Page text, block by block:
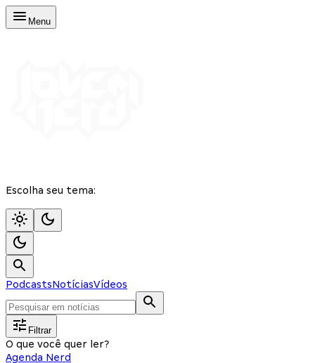
Menu
Escolha seu tema:
PodcastsNotíciasVídeos
Filtrar
O que você quer ler?
Agenda Nerd